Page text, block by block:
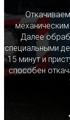
Далее
специальными
15 минут и
способен